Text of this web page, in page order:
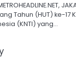
Tahun (HUT) ke-17
(KNTI) yang…